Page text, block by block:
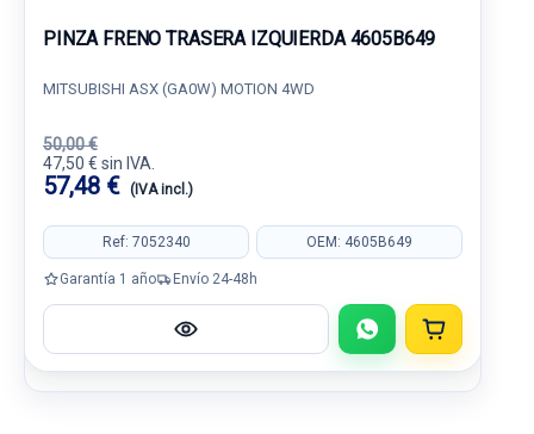
PINZA FRENO TRASERA IZQUIERDA 4605B649
MITSUBISHI ASX (GA0W) MOTION 4WD
50,00 €
47,50 € sin IVA.
57,48 € (IVA incl.)
Ref: 7052340 OEM: 4605B649
Garantía 1 año Envío 24-48h